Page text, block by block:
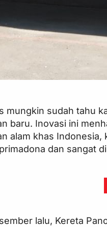
mungkin sudah tahu
baru. Inovasi ini
alam khas
dan sangat
lalu, Kereta